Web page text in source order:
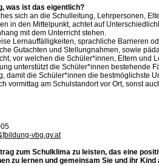
was ist das eigentlich?
sich an die Schulleitung, Lehrpersonen,
in den Mittelpunkt, achtet auf
mit dem Unterricht stehen.
Lernauffälligkeiten, sprachliche Barrieren
Gutachten und Stellungnahmen, sowie
vor welchen die Schüler*innen, Eltern
unterstützt die Schüler*innen bestehende
damit die Schüler*innen die bestmöglichste
vormittag am Schulstandort vor Ort, sonst
vbg.gv.at
zum Schulklima zu leisten, das eine
zu lernen und gemeinsam Sie und ihr Kind